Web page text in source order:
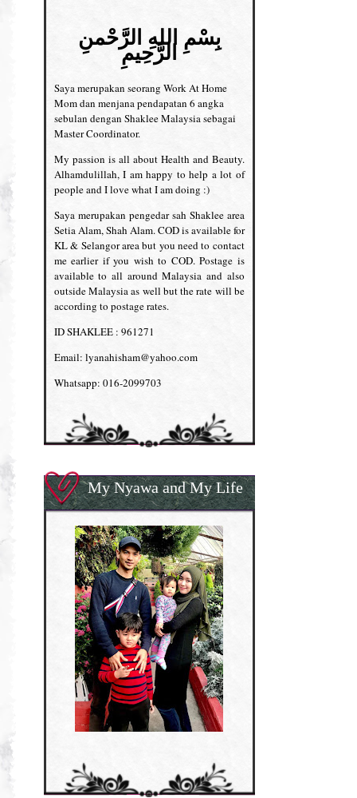
بِسْمِ اللهِ الرَّحْمنِ
الرَّحِيمِ
Saya merupakan seorang Work At Home
Mom dan menjana pendapatan 6 angka
sebulan dengan Shaklee Malaysia sebagai
Master Coordinator.
My passion is all about Health and Beauty.
Alhamdulillah, I am happy to help a lot of
people and I love what I am doing :)
Saya merupakan pengedar sah Shaklee area
Setia Alam, Shah Alam. COD is available for
KL & Selangor area but you need to contact
me earlier if you wish to COD. Postage is
available to all around Malaysia and also
outside Malaysia as well but the rate will be
according to postage rates.
ID SHAKLEE : 961271
Email: lyanahisham@yahoo.com
Whatsapp: 016-2099703
My Nyawa and My Life